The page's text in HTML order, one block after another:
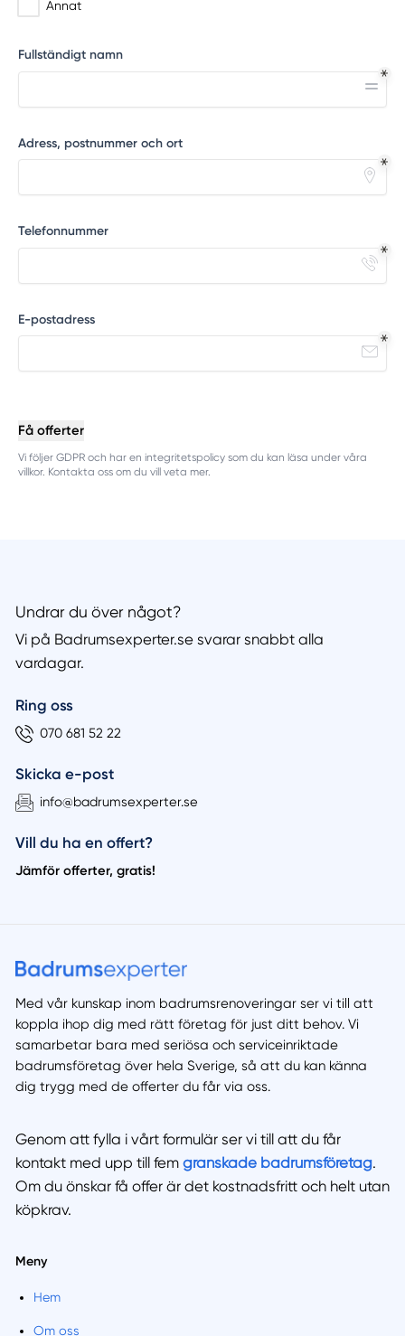
Annat
Fullständigt namn
Adress, postnummer och ort
Telefonnummer
E-postadress
Få offerter
Vi följer GDPR och har en integritetspolicy som du kan läsa under våra
villkor. Kontakta oss om du vill veta mer.
Undrar du över något?
Vi på Badrumsexperter.se svarar snabbt alla
vardagar.
Ring oss
070 681 52 22
Skicka e-post
info@badrumsexperter.se
Vill du ha en offert?
Jämför offerter, gratis!
Med vår kunskap inom badrumsrenoveringar ser vi till att
koppla ihop dig med rätt företag för just ditt behov. Vi
samarbetar bara med seriösa och serviceinriktade
badrumsföretag över hela Sverige, så att du kan känna
dig trygg med de offerter du får via oss.
Genom att fylla i vårt formulär ser vi till att du får
kontakt med upp till fem granskade badrumsföretag.
Om du önskar få offer är det kostnadsfritt och helt utan
köpkrav.
Meny
Hem
Om oss